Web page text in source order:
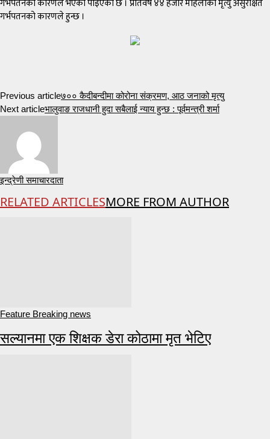
गर्भपतनको कारणले भएको पाइएको छ । प्रतिवर्ष ४४ हजार महिलाको मृत्यु असुरक्षित
गर्भपतनको कारणले हुन्छ ।
Previous article७०० कैदीबन्दीमा कोरोना संक्रमण, आठ जनाको मृत्यु
Next articleभालुवाङ राजधानी हुदा सबैलाई न्याय हुन्छ : पूर्वमन्त्री शर्मा
इन्द्रेणी समाचारदाता
RELATED ARTICLESMORE FROM AUTHOR
Feature Breaking news
सल्यानमा एक शिक्षक डेरा कोठामा मृत भेटिए